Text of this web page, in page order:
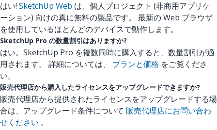
はい! SketchUp Web は、個人プロジェクト (非商用アプリケ
ーション) 向けの真に無料の製品です。 最新の Web ブラウザ
を使用しているほとんどのデバイスで動作します。
SketchUp Pro の数量割引はありますか?
はい。SketchUp Pro を複数同時に購入すると、数量割引が適
用されます。 詳細については、 プランと価格 をご覧くださ
い。
販売代理店から購入したライセンスをアップグレードできますか?
販売代理店から提供されたライセンスをアップグレードする場
合は、アップグレード条件について 販売代理店にお問い合わ
せください 。